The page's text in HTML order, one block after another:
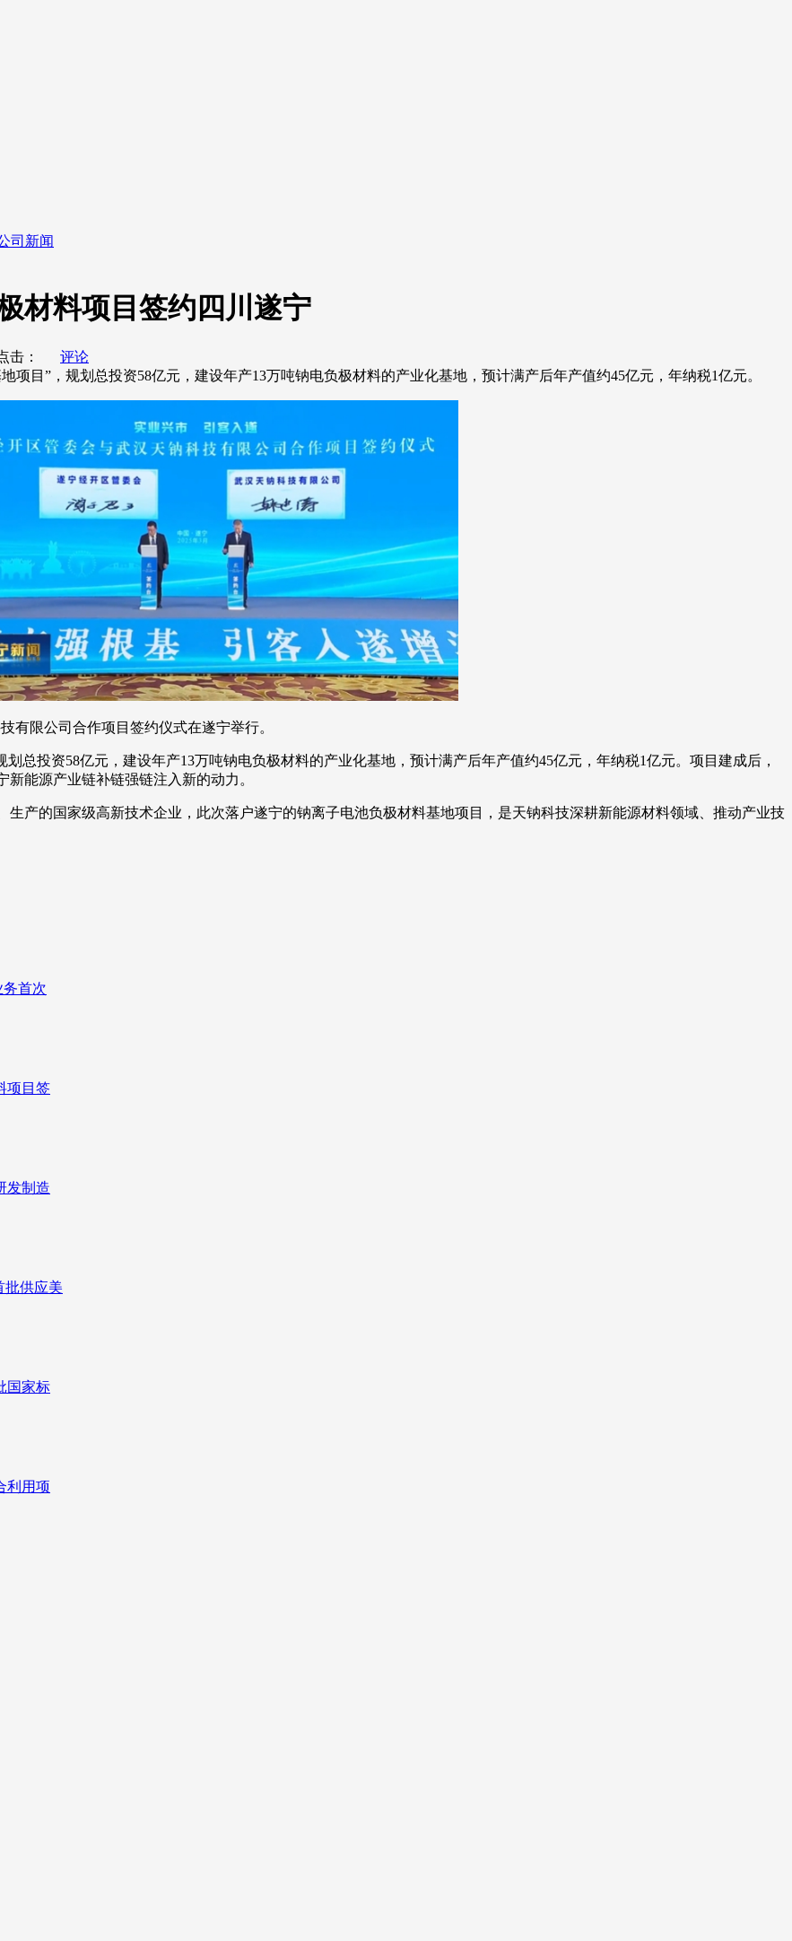
司新闻
材料项目签约四川遂宁
：
评论
目”，规划总投资58亿元，建设年产13万吨钠电负极材料的产业化基地，预计满产后年产值约45亿元，年纳税1亿元。
有限公司合作项目签约仪式在遂宁举行。
总投资58亿元，建设年产13万吨钠电负极材料的产业化基地，预计满产后年产值约45亿元，年纳税1亿元。项目建成后，
能源产业链补链强链注入新的动力。
产的国家级高新技术企业，此次落户遂宁的钠离子电池负极材料基地项目，是天钠科技深耕新能源材料领域、推动产业技
务首次
项目签
发制造
批供应美
国家标
利用项